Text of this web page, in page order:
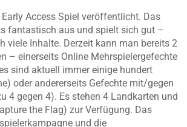
Access Spiel veröffentlicht. Das
fantastisch aus und spielt sich gut –
viele Inhalte. Derzeit kann man bereits 2
– einerseits Online Mehrspielergefechte
sind aktuell immer einige hundert
oder andererseits Gefechte mit/gegen
4 gegen 4). Es stehen 4 Landkarten und
the Flag) zur Verfügung. Das
und die